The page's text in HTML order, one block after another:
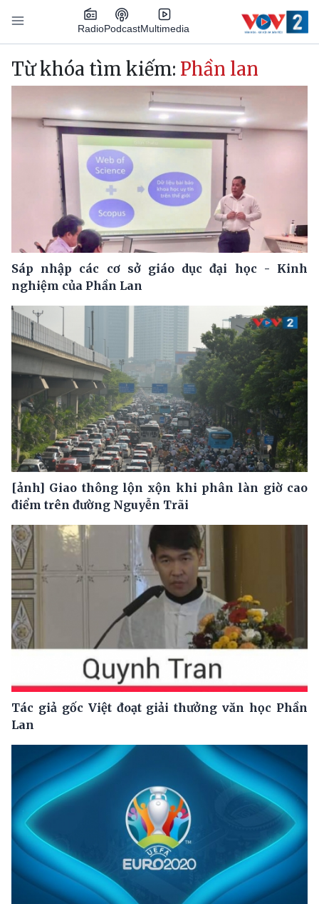
Nhảy đến nội dung
RadioPodcastMultimedia
Main navigation
Từ khóa tìm kiếm: Phần lan
Sáp nhập các cơ sở giáo dục đại học - Kinh
nghiệm của Phần Lan
[ảnh] Giao thông lộn xộn khi phân làn giờ cao
điểm trên đường Nguyễn Trãi
Tác giả gốc Việt đoạt giải thưởng văn học Phần
Lan